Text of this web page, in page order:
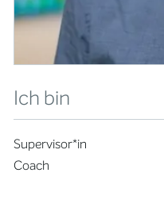
Ich bin
Supervisor*in
Coach